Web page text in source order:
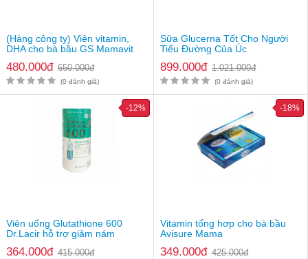
Gía bán: 339.000vnđ/hộp
Lưu ý: Thực phẩm này không phải là thuốc và không có tác
dụng thay thế thuốc chữa bệnh. Hiệu quả sử dụng tuỳ thuộc cơ
địa từng người
(Hàng công ty) Viên vitamin,
DHA cho bà bầu GS Mamavit
480.000đ 650.000đ
(0 đánh giá)
Sữa Glucerna Tốt Cho Người
Tiểu Đường Của Úc
899.000đ 1.021.000đ
(0 đánh giá)
Viên uống Glutathione 600
Dr.Lacir hỗ trợ giảm nám
364.000đ 415.000đ
-12%
Vitamin tổng hơp cho bà bầu
Avisure Mama
349.000đ 425.000đ
-18%